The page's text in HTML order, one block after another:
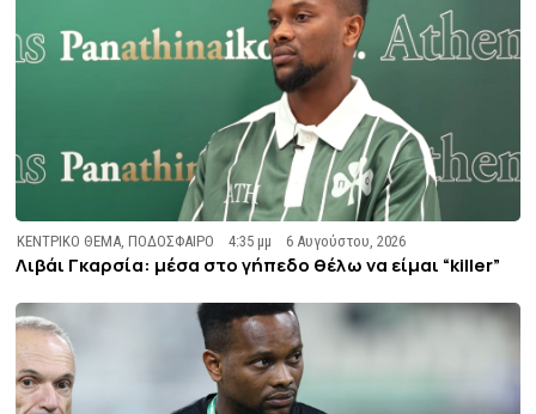
ΚΕΝΤΡΙΚΟ ΘΕΜΑ,ΠΟΔΟΣΦΑΙΡΟ 4:35 μμ 6 Αυγούστου, 2026
Λιβάι Γκαρσία: μέσα στο γήπεδο θέλω να είμαι “killer”